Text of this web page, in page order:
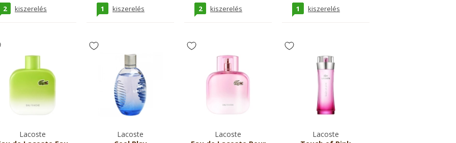
2 kiszerelés 1 kiszerelés 2 kiszerelés 1 kiszerelés
Lacoste
Lacoste
Lacoste
Lacoste